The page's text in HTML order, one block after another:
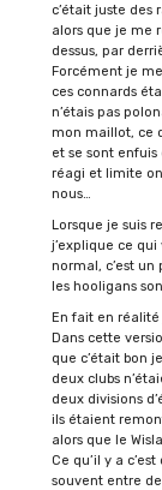
c’était juste des
alors que je me
dessus, par
Forcément je
ces connards
n’étais pas
mon maillot, ce
et se sont enfuis
réagi et limite
nous…
Lorsque je suis
j’explique ce
normal, c’est un
les hooligans
En fait en réalité
Dans cette
que c’était bon
deux clubs
deux divisions
ils étaient
alors que le
Ce qu’il y a
souvent entre